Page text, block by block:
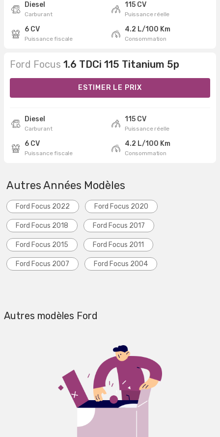
Diesel
Carburant
115 CV
Puissance réelle
6 CV
Puissance fiscale
4.2 L/100 Km
Consommation
Ford Focus 1.6 TDCi 115 Titanium 5p
ESTIMER LE PRIX
Diesel
Carburant
115 CV
Puissance réelle
6 CV
Puissance fiscale
4.2 L/100 Km
Consommation
Autres Années Modèles
Ford Focus 2022 Ford Focus 2020
Ford Focus 2018 Ford Focus 2017
Ford Focus 2015 Ford Focus 2011
Ford Focus 2007 Ford Focus 2004
Autres modèles Ford